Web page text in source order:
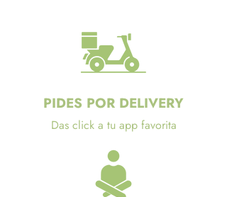
PIDES POR DELIVERY
Das click a tu app favorita